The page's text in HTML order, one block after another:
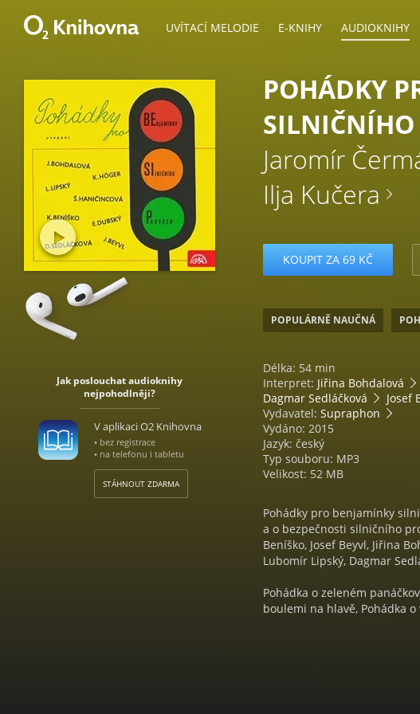
UVÍTACÍ MELODIE E-KNIHY AUDIOKNIHY
Jak poslouchat audioknihy
nejpohodlněji?
V aplikaci O2 Knihovna
• bez registrace
• na telefonu i tabletu
STÁHNOUT ZDARMA
POHÁDKY
SILNIČNÍHO
Jaromír
Ilja Kučera
KOUPIT ZA 69 KČ
POPULÁRNĚ NAUČNÁ
Délka: 54 min
Interpret: Jiřina Bohdalová
Dagmar Sedláčková
Josef
Vydavatel: Supraphon
Vydáno: 2015
Jazyk: český
Typ souboru: MP3
Velikost: 52 MB
Pohádky pro benjamínky
a o bezpečnosti silničního
Beníško, Josef Beyvl, Jiřina
Lubomír Lipský, Dagmar
Pohádka o zeleném
boulemi na hlavě, Pohádka
roce 1973 v Supraphonu,